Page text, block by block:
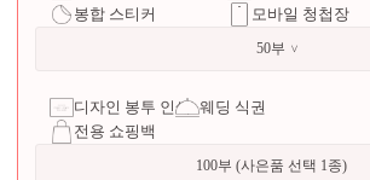
봉합 스티커
모바일 청첩장
50부
디자인 봉투 인쇄 웨딩 식권
전용 쇼핑백
100부 (사은품 선택 1종)